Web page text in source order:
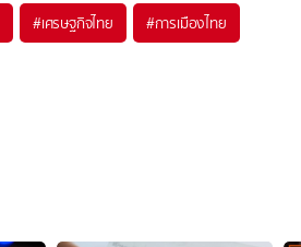
#เศรษฐกิจไทย #การเมืองไทย